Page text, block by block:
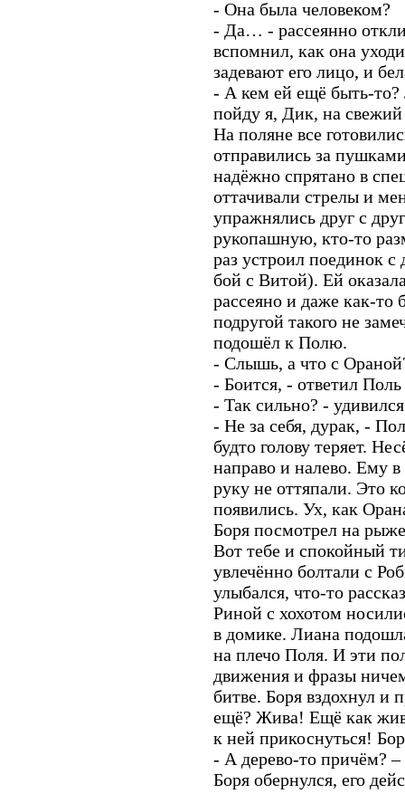
- Она была человеком?
- Да… - рассеянно
вспомнил, как она
задевают его лицо, и
- А кем ей ещё быть-то?
пойду я, Дик, на
На поляне все
отправились за
надёжно спрятано в
оттачивали стрелы и
упражнялись друг с
рукопашную, кто-то
раз устроил поединок с
бой с Витой). Ей
рассеяно и даже как-то
подругой такого не
подошёл к Полю.
- Слышь, а что с
- Боится, - ответил
- Так сильно? -
- Не за себя, дурак, -
будто голову теряет.
направо и налево. Ему
руку не оттяпали. Это
появились. Ух, как
Боря посмотрел на
Вот тебе и спокойный
увлечённо болтали с
улыбался, что-то
Риной с хохотом
в домике. Лиана
на плечо Поля. И эти
движения и фразы
битве. Боря вздохнул и
ещё? Жива! Ещё как
к ней прикоснуться!
- А дерево-то причём?
Боря обернулся, его